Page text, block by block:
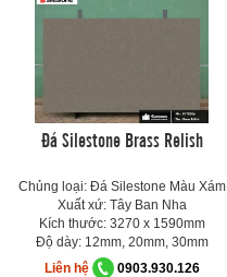
Đá Silestone Brass Relish
Chủng loại: Đá Silestone Màu Xám
Xuất xứ: Tây Ban Nha
Kích thước: 3270 x 1590mm
Độ dày: 12mm, 20mm, 30mm
Liên hệ
0903.930.126